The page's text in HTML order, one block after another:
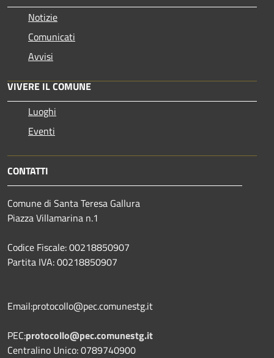
Notizie
Comunicati
Avvisi
VIVERE IL COMUNE
Luoghi
Eventi
CONTATTI
Comune di Santa Teresa Gallura
Piazza Villamarina n.1
Codice Fiscale: 00218850907
Partita IVA: 00218850907
Email:protocollo@pec.comunestg.it
PEC:protocollo@pec.comunestg.it
Centralino Unico: 0789740900